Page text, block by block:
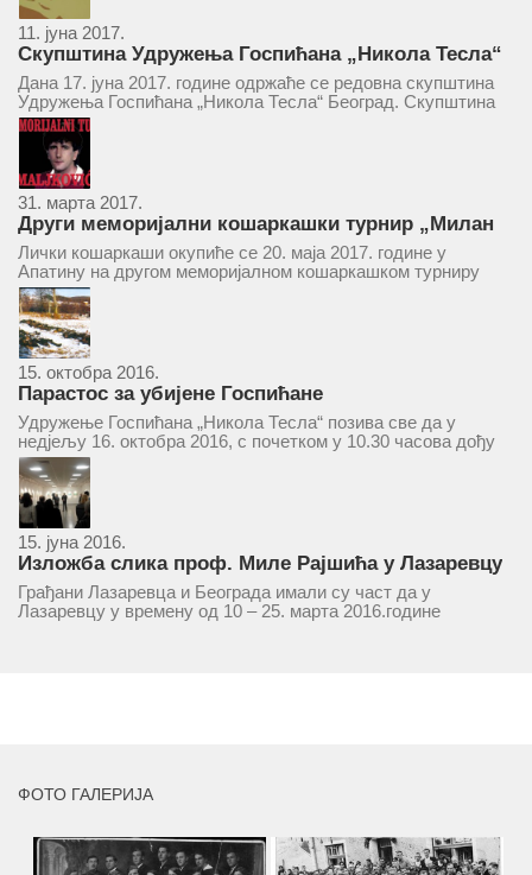
11. јуна 2017.
Скупштина Удружења Госпићана „Никола Тесла“
у суботу 17. јуна 2017.
Дана 17. јуна 2017. године одржаће се редовна скупштина
Удружења Госпићана „Никола Тесла“ Београд. Скупштина
ће се одржати у простору ресторана „Тесла“, Савски трг бр.
9 Београд, у 11 часова. За Скупштину је предложен...
31. марта 2017.
Други меморијални кошаркашки турнир „Милан
Маљковић Маљак“ у Апатину 20. маја 2017.
Лички кошаркаши окупиће се 20. маја 2017. године у
Апатину на другом меморијалном кошаркашком турниру
„Милан Маљковић Маљак“. Као и прошле године,
учествоваће екипе Госпића, Личког Осика, Плашког, као и
комбинована екипа кошаркаша из...
15. октобра 2016.
Парастос за убијене Госпићане
Удружење Госпићана „Никола Тесла“ позива све да у
недјељу 16. октобра 2016, с почетком у 10.30 часова дођу
у цркву Светог оца Николаја у Борчи (Улица Вука Караџића
1), гдје ће бити служен парастос за...
15. јуна 2016.
Изложба слика проф. Миле Рајшића у Лазаревцу
Грађани Лазаревца и Београда имали су част да у
Лазаревцу у времену од 10 – 25. марта 2016.године
ФОТО ГАЛЕРИЈА